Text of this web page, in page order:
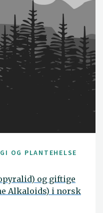
OG PLANTEHELSE
og giftige
Alkaloids) i norsk